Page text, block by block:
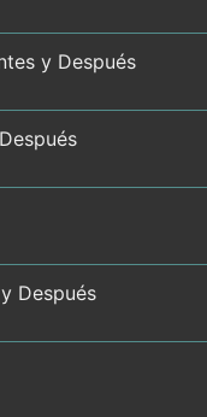
y Después
Después